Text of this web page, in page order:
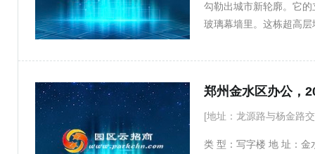
勾勒出城市新轮廓。它
玻璃幕墙里。这栋超高
园，地上地下立体交通
郑州金水区办公，
[地址：龙源路与杨金路
类 型：写字楼 地 址：